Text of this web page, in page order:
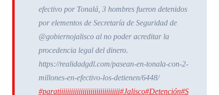
efectivo por Tonalá, 3 hombres fueron detenidos
por elementos de Secretaría de Seguridad de
@gobiernojalisco al no poder acreditar la
procedencia legal del dinero.
https://realidadgdl.com/pasean-en-tonala-con-2-
millones-en-efectivo-los-detienen/6448/
#paratiiiiiiiiiiiiiiiiiiiiiiiiiiiiiii#Jalisco#Detención#S